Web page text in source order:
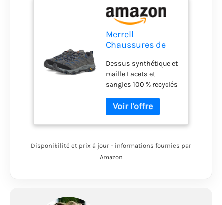
Merrell
Chaussures de
3 pour homme,
Granit., 10.5 Wide
Dessus synthétique et
maille Lacets et
sangles 100 % recyclés
orteils synthétiques
protecteurs et
résistants à l'abrasion
faciliter l'enfilage et la
compatibilité avec les
Disponibilité et prix à jour – informations fournies par
Amazon